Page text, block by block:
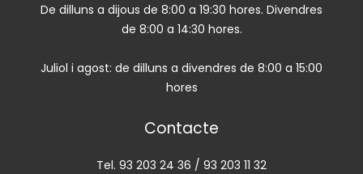
De dilluns a dijous de 8:00 a 19:30 hores. Divendres
de 8:00 a 14:30 hores.
Juliol i agost: de dilluns a divendres de 8:00 a 15:00
hores
Contacte
Tel. 93 203 24 36 / 93 203 11 32